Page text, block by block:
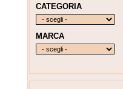
CATEGORIA
MARCA